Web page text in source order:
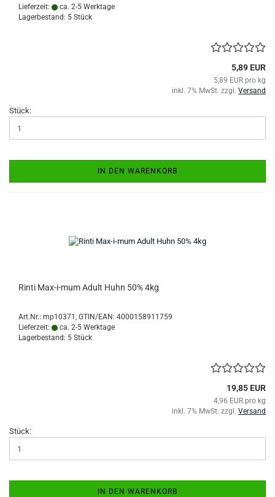
Lieferzeit:
ca. 2-5 Werktage
Lagerbestand: 5 Stück
5,89 EUR
5,89 EUR pro kg
inkl. 7% MwSt. zzgl. Versand
Stück:
IN DEN WARENKORB
Rinti Max-i-mum Adult Huhn 50% 4kg
Art.Nr.: mp10371 GTIN/EAN: 4000158911759
Lieferzeit:
ca. 2-5 Werktage
Lagerbestand: 5 Stück
19,85 EUR
4,96 EUR pro kg
inkl. 7% MwSt. zzgl. Versand
Stück:
IN DEN WARENKORB